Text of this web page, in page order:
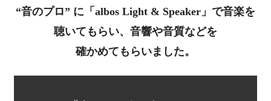
“音のプロ” に 「albos Light & Speaker」で音楽を
聴いてもらい、 音響や音質などを
確かめてもらいました。